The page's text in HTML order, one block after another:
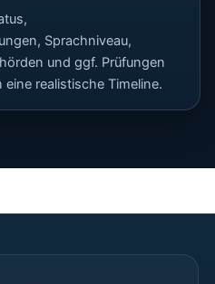
Sprachniveau,
und ggf. Prüfungen
eine realistische Timeline.